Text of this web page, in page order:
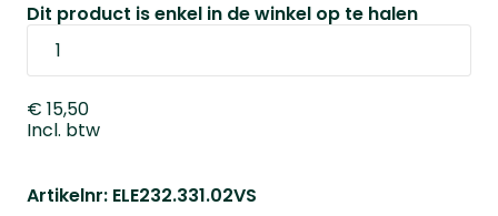
Dit product is enkel in de winkel op te halen
€ 15,50
Incl. btw
Artikelnr: ELE232.331.02VS